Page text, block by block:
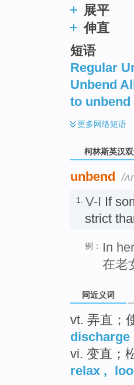
展平
伸直
短语
Regular
Unbend
to unbend
更多网络短语
柯林斯英汉
unbend /
1. V-I If
strict
例：
In
在老
同近义词
vt. 弄直；
discharge
vi. 变直；
relax ,